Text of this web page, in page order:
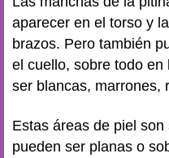
aparecer en el torso y
brazos. Pero también
el cuello, sobre todo
ser blancas, marrones,
Estas áreas de piel
pueden ser planas o